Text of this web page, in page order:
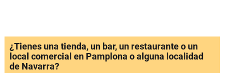
¿Tienes una tienda, un bar, un restaurante o un
local comercial en Pamplona o alguna localidad
de Navarra?